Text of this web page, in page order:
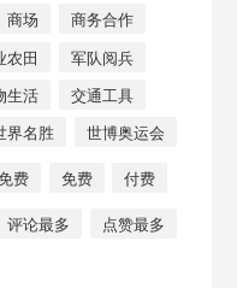
商场
商务合作
农田
军队阅兵
生活
交通工具
界名胜 世博奥运会
费 免费 付费
评论最多
点赞最多